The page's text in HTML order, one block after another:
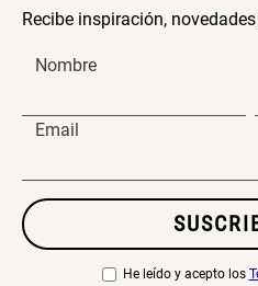
Recibe inspiración,
Nombre
Email
He leído y acepto los